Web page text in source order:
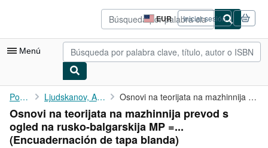
Pasar al contenido principal
EUR
Preferencias
de
compra
del
Iniciar sesión
Menú
Mi cuenta
Consultar mis pedidos
Búsqueda avanzada
Portada Ljudskanov, Alexsandar. Osnovi na teorijata na mazhinnija prevod s ogled na ...
Osnovi na teorijata na mazhinnija prevod s
ogled na rusko-balgarskija MP =...
(Encuadernación de tapa blanda)